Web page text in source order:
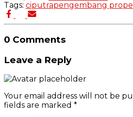
Tags: ciputrapengembang
0 Comments
Leave a Reply
Your email address will not be
fields are marked *